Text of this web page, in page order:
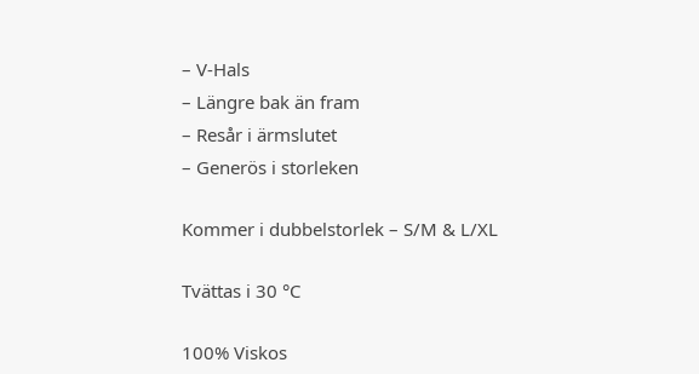
– V-Hals
– Längre bak än fram
– Resår i ärmslutet
– Generös i storleken
Kommer i dubbelstorlek – S/M & L/XL
Tvättas i 30 °C
100% Viskos